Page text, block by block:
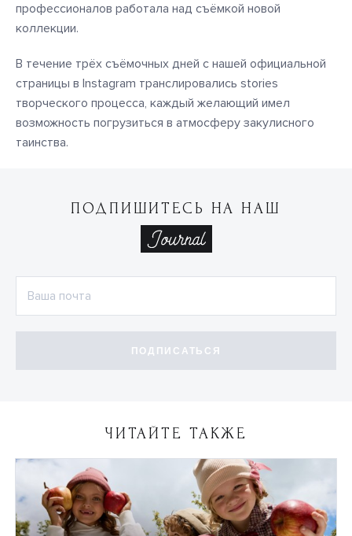
профессионалов работала над съёмкой новой
коллекции.
В течение трёх съёмочных дней с нашей официальной
страницы в Instagram транслировались stories
творческого процесса, каждый желающий имел
возможность погрузиться в атмосферу закулисного
таинства.
ПОДПИШИТЕСЬ НА НАШ
ПОДПИСАТЬСЯ
ЧИТАЙТЕ ТАКЖЕ